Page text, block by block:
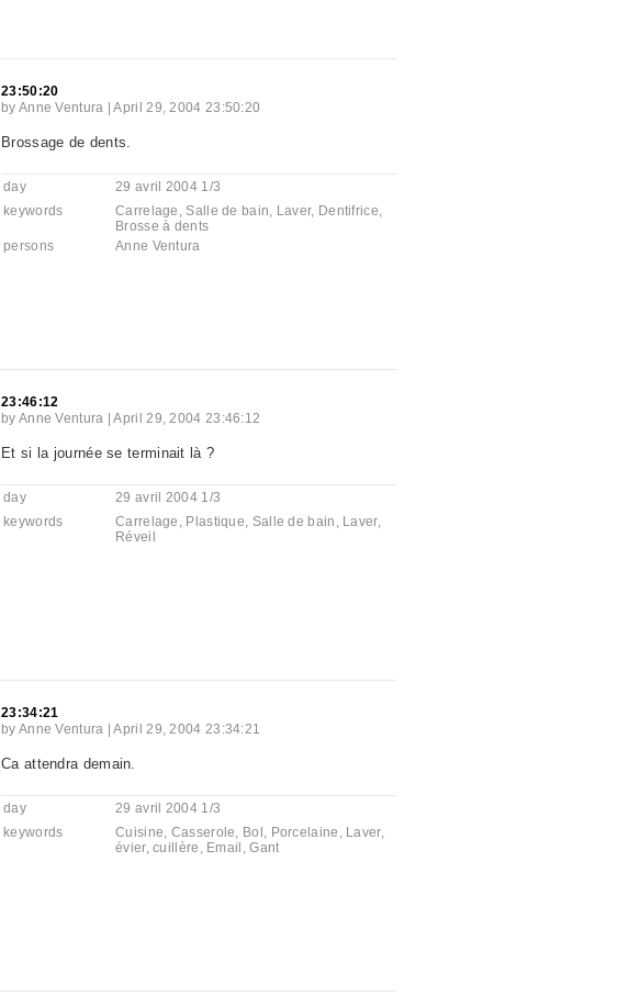
23:50:20
by Anne Ventura |April 29, 2004 23:50:20
Brossage de dents.
day
29 avril 2004 1/3
keywords
Carrelage , Salle de bain, Laver, Dentifrice,
Brosse à dents
persons
Anne Ventura
23:46:12
by Anne Ventura |April 29, 2004 23:46:12
Et si la journée se terminait là ?
day
29 avril 2004 1/3
keywords
Carrelage , Plastique, Salle de bain , Laver,
Réveil
23:34:21
by Anne Ventura |April 29, 2004 23:34:21
Ca attendra demain.
day
29 avril 2004 1/3
keywords
Cuisine, Casserole, Bol , Porcelaine , Laver,
évier,cuillère , Email ,Gant